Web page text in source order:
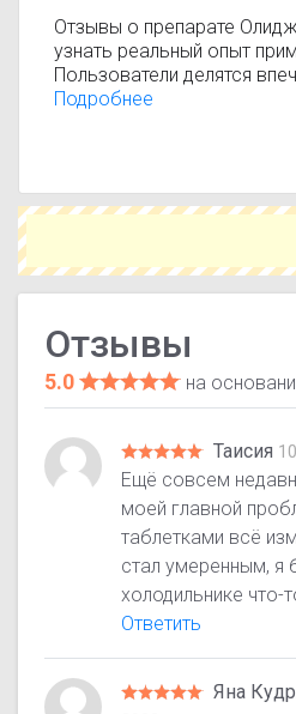
Отзывы о препарате
узнать реальный опыт
Пользователи делятся
эффективности,
Подробнее
Отзывы
5.0 на
Таисия
Ещё совсем
моей главной
таблетками всё
стал умеренным, я
холодильнике что-
Ответить
Яна